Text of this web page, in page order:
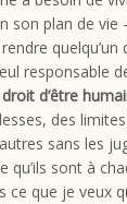
son plan de vie
quelqu’un
responsable
d’être
des
sans les
qu’ils sont à
ce que je veux